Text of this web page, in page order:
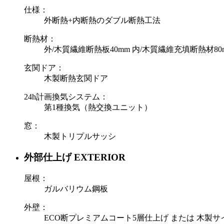
仕様：
外断熱+内断熱のダブル断熱工法
断熱材：
外/木質繊維断熱板40mm 内/木質繊維充填断熱材
玄関ドア：
木製断熱玄関ドア
24h計画換気システム：
第1種換気（熱交換ユニット）
窓：
木製トリプルサッシ
外部仕上げ EXTERIOR
屋根：
ガルバリウム鋼板
外壁：
ECO断プレミアムコート5層仕上げ または 木製サ